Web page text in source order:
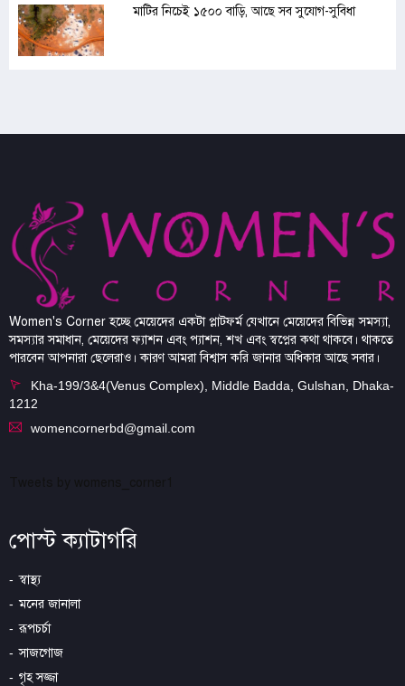
মাটির নিচেই ১৫০০ বাড়ি, আছে সব সুযোগ-সুবিধা
Women's Corner হচ্ছে মেয়েদের একটা প্লাটফর্ম যেখানে মেয়েদের বিভিন্ন সমস্যা,
সমস্যার সমাধান, মেয়েদের ফ্যাশন এবং প্যাশন, শখ এবং স্বপ্নের কথা থাকবে। থাকতে
পারবেন আপনারা ছেলেরাও। কারণ আমরা বিশ্বাস করি জানার অধিকার আছে সবার।
Kha-199/3&4(Venus Complex), Middle Badda, Gulshan, Dhaka-
1212
womencornerbd@gmail.com
পোস্ট ক্যাটাগরি
স্বাস্থ্য
মনের জানালা
রূপচর্চা
সাজগোজ
গৃহ সজ্জা